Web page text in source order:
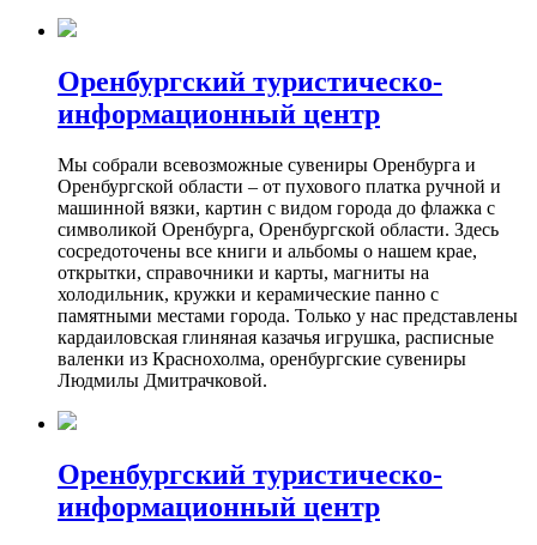
Оренбургский туристическо-
информационный центр
Мы собрали всевозможные сувениры Оренбурга и
Оренбургской области – от пухового платка ручной и
машинной вязки, картин с видом города до флажка с
символикой Оренбурга, Оренбургской области. Здесь
сосредоточены все книги и альбомы о нашем крае,
открытки, справочники и карты, магниты на
холодильник, кружки и керамические панно с
памятными местами города. Только у нас представлены
кардаиловская глиняная казачья игрушка, расписные
валенки из Краснохолма, оренбургские сувениры
Людмилы Дмитрачковой.
Оренбургский туристическо-
информационный центр